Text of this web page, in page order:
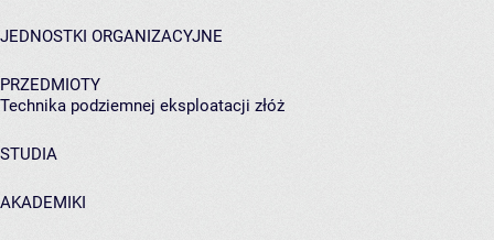
JEDNOSTKI ORGANIZACYJNE
PRZEDMIOTY
Technika podziemnej eksploatacji złóż
STUDIA
AKADEMIKI